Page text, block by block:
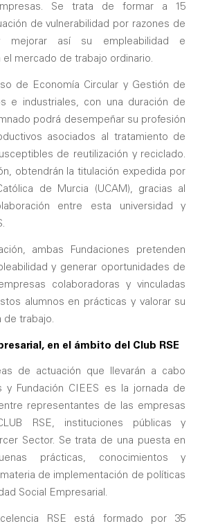
Se trata de formar a 15
de vulnerabilidad por razones de
mejorar así su empleabilidad e
el mercado de trabajo ordinario.
de Economía Circular y Gestión de
e industriales, con una duración de
podrá desempeñar su profesión
asociados al tratamiento de
de reutilización y reciclado.
obtendrán la titulación expedida por
de Murcia (UCAM), gracias al
entre esta universidad y
ambas Fundaciones pretenden
y generar oportunidades de
colaboradoras y vinculadas
alumnos en prácticas y valorar su
de trabajo.
en el ámbito del Club RSE
de actuación que llevarán a cabo
y Fundación CIEES es la jornada de
representantes de las empresas
RSE, instituciones públicas y
Sector. Se trata de una puesta en
prácticas, conocimientos y
de implementación de políticas
Social Empresarial.
RSE está formado por 35